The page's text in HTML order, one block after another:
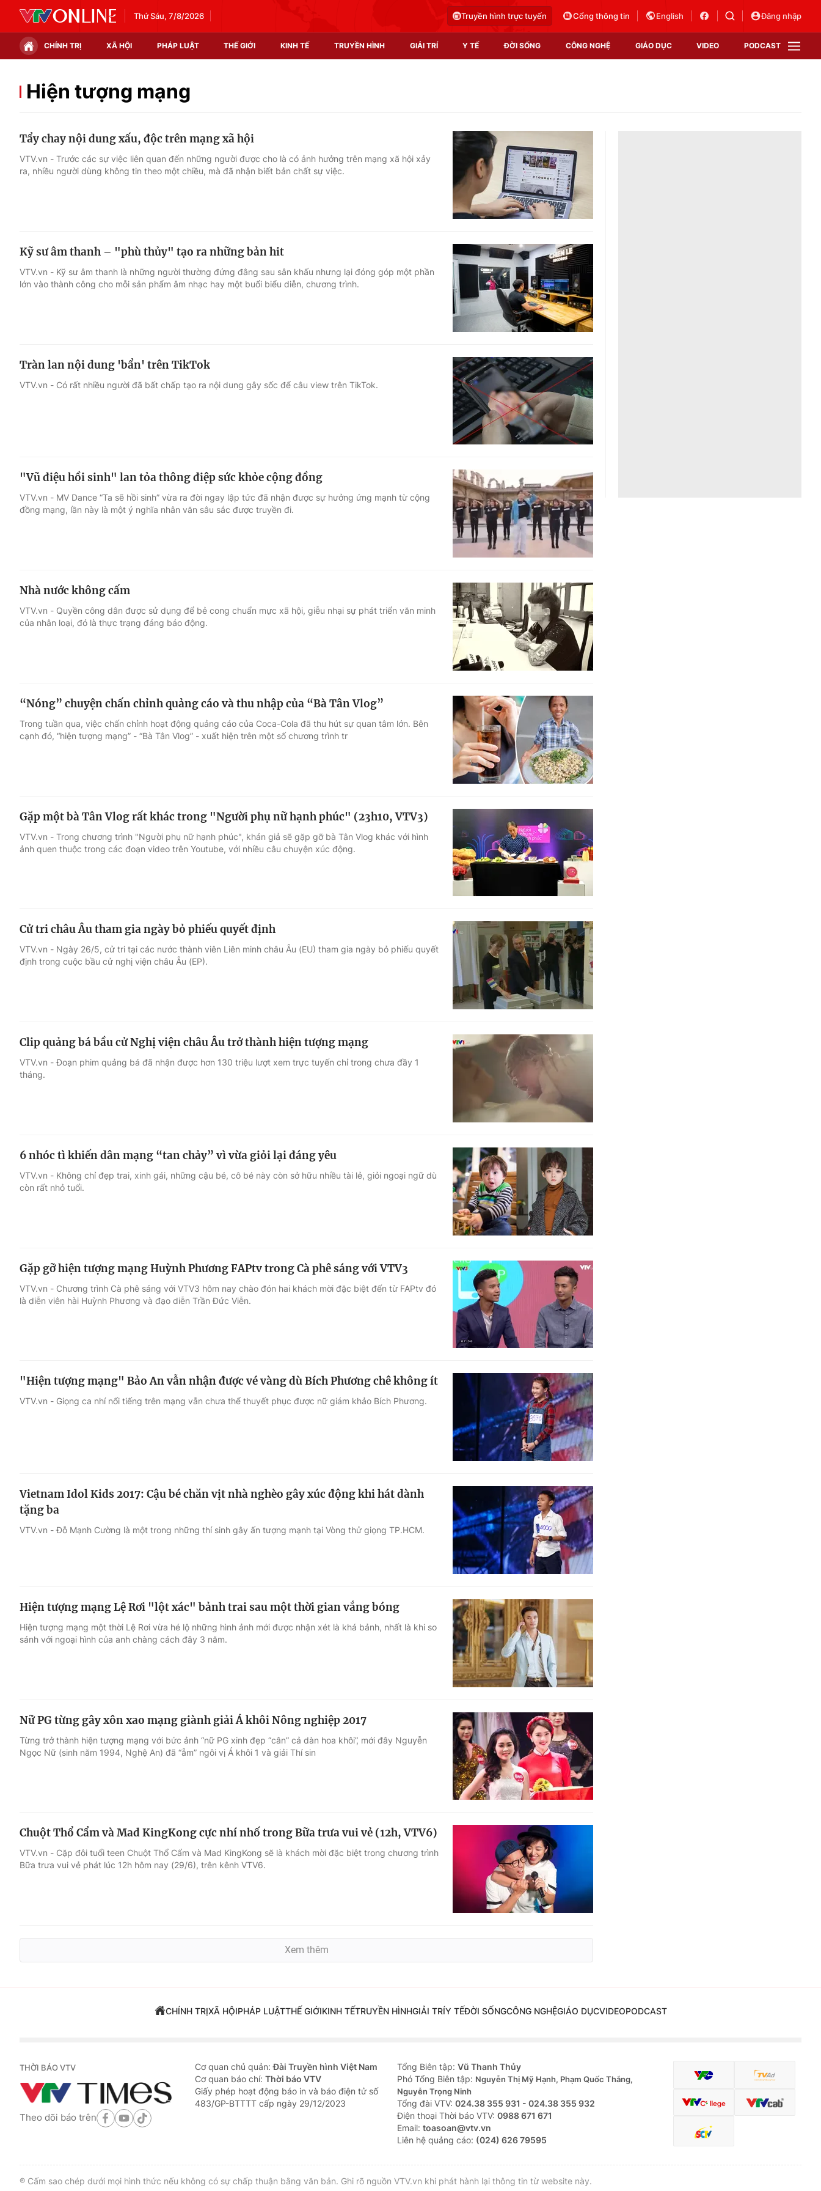
Thứ Sáu, 7/8/2026 Truyền hình trực tuyến Cổng thông tin English Đăng nhập
CHÍNH TRỊ XÃ HỘI PHÁP LUẬT THẾ GIỚI KINH TẾ TRUYỀN HÌNH GIẢI TRÍ Y TẾ ĐỜI SỐNG CÔNG NGHỆ GIÁO DỤC VIDEO PODCAST
Chính trị
Thế giới đó đây
Thị trường
Hậu trường
Video
Shorts video
Podcast
EMagazine
Photo
Infographic
Góc ảnh
Điện ảnh
Âm nhạc
Du lịch
Làm đẹp
Học trực tuyến
Công nghệ
Hitech Công nghệ tương lai
Sản phẩm
Thị trường
Tư vấn
VTV Sức khoẻ
Hiện tượng mạng
Tẩy chay nội dung xấu, độc trên mạng xã hội
VTV.vn - Trước các sự việc liên quan đến những người được cho là có ảnh hưởng trên mạng xã hội xảy
ra, nhiều người dùng không tin theo một chiều, mà đã nhận biết bản chất sự việc.
Kỹ sư âm thanh – "phù thủy" tạo ra những bản hit
VTV.vn - Kỹ sư âm thanh là những người thường đứng đằng sau sân khấu nhưng lại đóng góp một phần
lớn vào thành công cho mỗi sản phẩm âm nhạc hay một buổi biểu diễn, chương trình.
Tràn lan nội dung 'bẩn' trên TikTok
VTV.vn - Có rất nhiều người đã bất chấp tạo ra nội dung gây sốc để câu view trên TikTok.
"Vũ điệu hồi sinh" lan tỏa thông điệp sức khỏe cộng đồng
VTV.vn - MV Dance “Ta sẽ hồi sinh” vừa ra đời ngay lập tức đã nhận được sự hưởng ứng mạnh từ cộng
đồng mạng, lần này là một ý nghĩa nhân văn sâu sắc được truyền đi.
Nhà nước không cấm
VTV.vn - Quyền công dân được sử dụng để bẻ cong chuẩn mực xã hội, giễu nhại sự phát triển văn minh
của nhân loại, đó là thực trạng đáng báo động.
“Nóng” chuyện chấn chỉnh quảng cáo và thu nhập của “Bà Tân Vlog”
Trong tuần qua, việc chấn chỉnh hoạt động quảng cáo của Coca-Cola đã thu hút sự quan tâm lớn. Bên
cạnh đó, “hiện tượng mạng” - “Bà Tân Vlog” - xuất hiện trên một số chương trình tr
Gặp một bà Tân Vlog rất khác trong "Người phụ nữ hạnh phúc" (23h10, VTV3)
VTV.vn - Trong chương trình "Người phụ nữ hạnh phúc", khán giả sẽ gặp gỡ bà Tân Vlog khác với hình
ảnh quen thuộc trong các đoạn video trên Youtube, với nhiều câu chuyện xúc động.
Cử tri châu Âu tham gia ngày bỏ phiếu quyết định
VTV.vn - Ngày 26/5, cử tri tại các nước thành viên Liên minh châu Âu (EU) tham gia ngày bỏ phiếu quyết
định trong cuộc bầu cử nghị viện châu Âu (EP).
Clip quảng bá bầu cử Nghị viện châu Âu trở thành hiện tượng mạng
VTV.vn - Đoạn phim quảng bá đã nhận được hơn 130 triệu lượt xem trực tuyến chỉ trong chưa đầy 1
tháng.
6 nhóc tì khiến dân mạng “tan chảy” vì vừa giỏi lại đáng yêu
VTV.vn - Không chỉ đẹp trai, xinh gái, những cậu bé, cô bé này còn sở hữu nhiều tài lẻ, giỏi ngoại ngữ dù
còn rất nhỏ tuổi.
Gặp gỡ hiện tượng mạng Huỳnh Phương FAPtv trong Cà phê sáng với VTV3
VTV.vn - Chương trình Cà phê sáng với VTV3 hôm nay chào đón hai khách mời đặc biệt đến từ FAPtv đó
là diễn viên hài Huỳnh Phương và đạo diễn Trần Đức Viễn.
"Hiện tượng mạng" Bảo An vẫn nhận được vé vàng dù Bích Phương chê không ít
VTV.vn - Giọng ca nhí nổi tiếng trên mạng vẫn chưa thể thuyết phục được nữ giám khảo Bích Phương.
Vietnam Idol Kids 2017: Cậu bé chăn vịt nhà nghèo gây xúc động khi hát dành
tặng ba
VTV.vn - Đỗ Mạnh Cường là một trong những thí sinh gây ấn tượng mạnh tại Vòng thử giọng TP.HCM.
Hiện tượng mạng Lệ Rơi "lột xác" bảnh trai sau một thời gian vắng bóng
Hiện tượng mạng một thời Lệ Rơi vừa hé lộ những hình ảnh mới được nhận xét là khá bảnh, nhất là khi so
sánh với ngoại hình của anh chàng cách đây 3 năm.
Nữ PG từng gây xôn xao mạng giành giải Á khôi Nông nghiệp 2017
Từng trở thành hiện tượng mạng với bức ảnh “nữ PG xinh đẹp “cân” cả dàn hoa khôi”, mới đây Nguyễn
Ngọc Nữ (sinh năm 1994, Nghệ An) đã “ẵm” ngôi vị Á khôi 1 và giải Thí sin
Chuột Thổ Cẩm và Mad KingKong cực nhí nhố trong Bữa trưa vui vẻ (12h, VTV6)
VTV.vn - Cặp đôi tuổi teen Chuột Thổ Cẩm và Mad KingKong sẽ là khách mời đặc biệt trong chương trình
Bữa trưa vui vẻ phát lúc 12h hôm nay (29/6), trên kênh VTV6.
Xem thêm
CHÍNH TRỊXÃ HỘIPHÁP LUẬTTHẾ GIỚIKINH TẾTRUYỀN HÌNHGIẢI TRÍY TẾĐỜI SỐNGCÔNG NGHỆGIÁO DỤCVIDEOPODCAST
THỜI BÁO VTV
Theo dõi báo trên
Cơ quan chủ quản:Đài Truyền hình Việt Nam
Cơ quan báo chí: Thời báo VTV
Giấy phép hoạt động báo in và báo điện tử số
483/GP-BTTTT cấp ngày 29/12/2023
Tổng Biên tập: Vũ Thanh Thủy
Phó Tổng Biên tập: Nguyễn Thị Mỹ Hạnh, Phạm Quốc Thắng,
Nguyễn Trọng Ninh
Tổng đài VTV: 024.38 355 931 - 024.38 355 932
Ðiện thoại Thời báo VTV: 0988 671 671
Email: toasoan@vtv.vn
Liên hệ quảng cáo: (024) 626 79595
® Cấm sao chép dưới mọi hình thức nếu không có sự chấp thuận bằng văn bản. Ghi rõ nguồn VTV.vn khi phát hành lại thông tin từ website này.